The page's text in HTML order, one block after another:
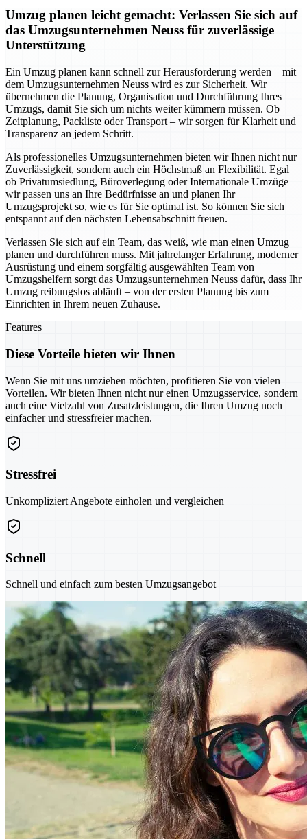
Umzug planen leicht gemacht: Verlassen Sie sich auf
das Umzugsunternehmen Neuss für zuverlässige
Unterstützung
Ein Umzug planen kann schnell zur Herausforderung werden – mit
dem Umzugsunternehmen Neuss wird es zur Sicherheit. Wir
übernehmen die Planung, Organisation und Durchführung Ihres
Umzugs, damit Sie sich um nichts weiter kümmern müssen. Ob
Zeitplanung, Packliste oder Transport – wir sorgen für Klarheit und
Transparenz an jedem Schritt.
Als professionelles Umzugsunternehmen bieten wir Ihnen nicht nur
Zuverlässigkeit, sondern auch ein Höchstmaß an Flexibilität. Egal
ob Privatumsiedlung, Büroverlegung oder Internationale Umzüge –
wir passen uns an Ihre Bedürfnisse an und planen Ihr
Umzugsprojekt so, wie es für Sie optimal ist. So können Sie sich
entspannt auf den nächsten Lebensabschnitt freuen.
Verlassen Sie sich auf ein Team, das weiß, wie man einen Umzug
planen und durchführen muss. Mit jahrelanger Erfahrung, moderner
Ausrüstung und einem sorgfältig ausgewählten Team von
Umzugshelfern sorgt das Umzugsunternehmen Neuss dafür, dass Ihr
Umzug reibungslos abläuft – von der ersten Planung bis zum
Einrichten in Ihrem neuen Zuhause.
Features
Diese Vorteile bieten wir Ihnen
Wenn Sie mit uns umziehen möchten, profitieren Sie von vielen
Vorteilen. Wir bieten Ihnen nicht nur einen Umzugsservice, sondern
auch eine Vielzahl von Zusatzleistungen, die Ihren Umzug noch
einfacher und stressfreier machen.
Stressfrei
Unkompliziert Angebote einholen und vergleichen
Schnell
Schnell und einfach zum besten Umzugsangebot